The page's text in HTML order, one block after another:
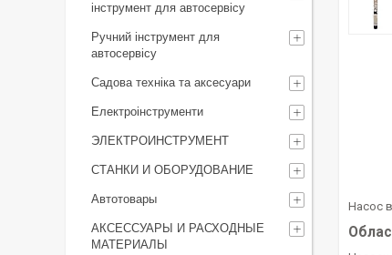
Насос
інструмент для автосервісу
Ручний інструмент для
автосервісу
Садова техніка та аксесуари
Електроінструменти
ЭЛЕКТРОИНСТРУМЕНТ
СТАНКИ И ОБОРУДОВАНИЕ
Автотовары
АКСЕССУАРЫ И РАСХОДНЫЕ
МАТЕРИАЛЫ